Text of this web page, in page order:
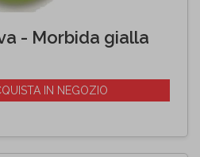
- Morbida gialla
IN NEGOZIO